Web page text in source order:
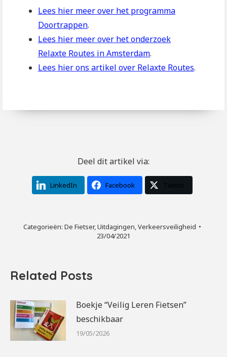
Lees hier meer over het programma
Doortrappen.
Lees hier meer over het onderzoek
Relaxte Routes in Amsterdam.
Lees hier ons artikel over Relaxte Routes.
Deel dit artikel via:
LinkedIn Facebook Twitter
Categorieën: De Fietser,Uitdagingen,Verkeersveiligheid
23/04/2021
Related Posts
Boekje “Veilig Leren Fietsen”
beschikbaar
19/05/2026